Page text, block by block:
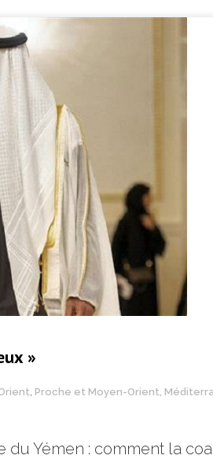
»
Proche et Moyen-Orient,
du Yémen : comment la